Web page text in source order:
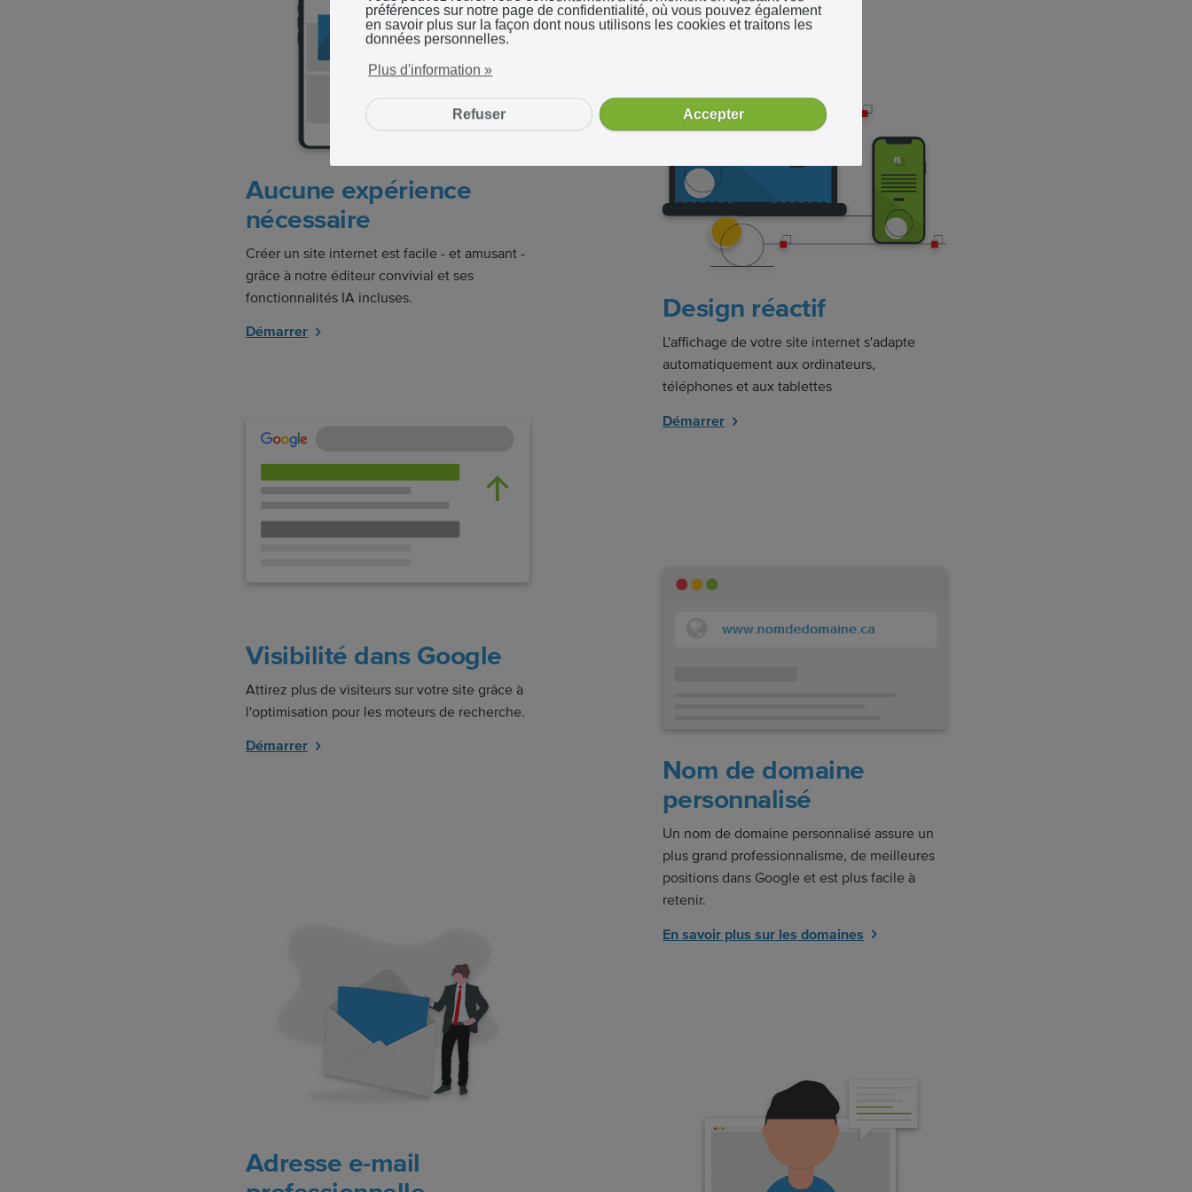
Aucune expérience
nécessaire
Créer un site internet est facile - et amusant -
grâce à notre éditeur convivial et ses
fonctionnalités IA incluses.
Démarrer
Design réactif
L'affichage de votre site internet s'adapte
automatiquement aux ordinateurs,
téléphones et aux tablettes
Démarrer
Visibilité dans Google
Attirez plus de visiteurs sur votre site grâce à
l'optimisation pour les moteurs de recherche.
Démarrer
Nom de domaine
personnalisé
Un nom de domaine personnalisé assure un
plus grand professionnalisme, de meilleures
positions dans Google et est plus facile à
retenir.
En savoir plus sur les domaines
Adresse e-mail
préférences sur notre page de confidentialité, où vous pouvez également
en savoir plus sur la façon dont nous utilisons les cookies et traitons les
données personnelles.
Plus d'information »
Refuser Accepter